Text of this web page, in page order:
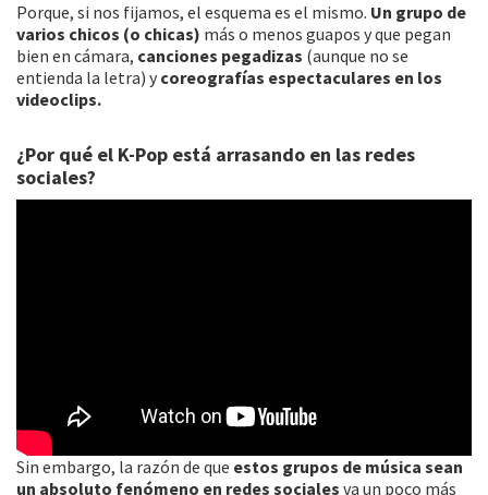
Porque, si nos fijamos, el esquema es el mismo. Un grupo de
varios chicos (o chicas) más o menos guapos y que pegan
bien en cámara, canciones pegadizas (aunque no se
entienda la letra) y coreografías espectaculares en los
videoclips.
¿Por qué el K-Pop está arrasando en las redes
sociales?
Sin embargo, la razón de que estos grupos de música sean
un absoluto fenómeno en redes sociales va un poco más